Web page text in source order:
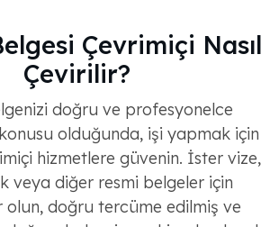
Çevrimiçi Nasıl
Çevirilir?
doğru ve profesyonelce
olduğunda, işi yapmak için
hizmetlere güvenin. İster vize,
veya diğer resmi belgeler için
doğru tercüme edilmiş ve